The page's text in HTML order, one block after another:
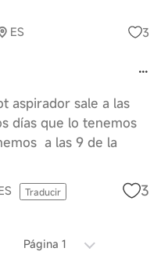
ES 3
aspirador sale a las
días que lo tenemos
a las 9 de la
Traducir 3
Página 1